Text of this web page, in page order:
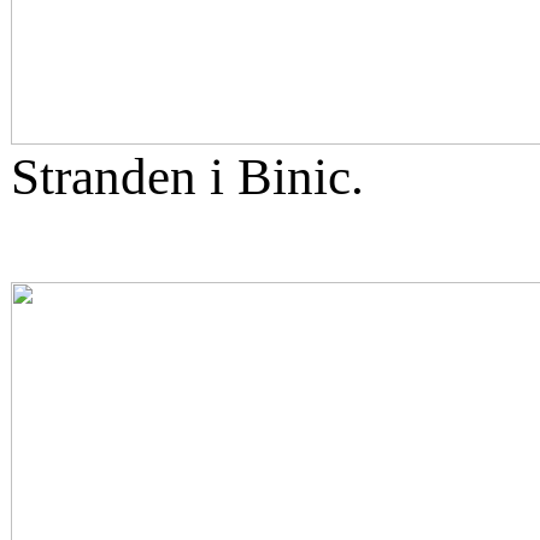
Stranden i Binic.